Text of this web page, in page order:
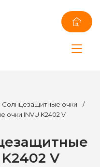
Солнцезащитные очки
/
очки INVU K2402 V
V